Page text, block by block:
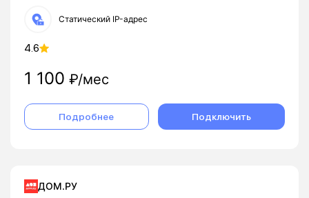
Статический IP-адрес
4.6
1 100 ₽/мес
Подробнее Подключить
ДОМ.РУ